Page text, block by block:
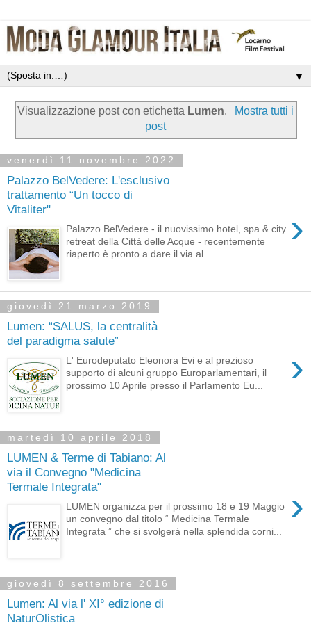
▼
Visualizzazione post con etichetta Lumen.
Mostra tutti i
post
venerdì 11 novembre 2022
Palazzo BelVedere: L'esclusivo
trattamento “Un tocco di
Vitaliter"
›
Palazzo BelVedere - il nuovissimo hotel, spa & city
retreat della Città delle Acque - recentemente
riaperto è pronto a dare il via al...
giovedì 21 marzo 2019
Lumen: “SALUS, la centralità
del paradigma salute”
›
L' Eurodeputato Eleonora Evi e al prezioso
supporto di alcuni gruppo Europarlamentari, il
prossimo 10 Aprile presso il Parlamento Eu...
martedì 10 aprile 2018
LUMEN & Terme di Tabiano: Al
via il Convegno "Medicina
Termale Integrata"
›
LUMEN organizza per il prossimo 18 e 19 Maggio
un convegno dal titolo “ Medicina Termale
Integrata ” che si svolgerà nella splendida corni...
giovedì 8 settembre 2016
Lumen: Al via l' XI° edizione di
NaturOlistica